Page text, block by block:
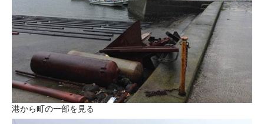
港から町の一部を見る